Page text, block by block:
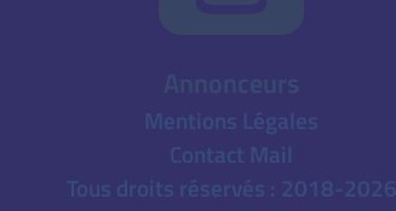
Mentions Légales
Contact Mail
Tous droits réservés : 2018-2026